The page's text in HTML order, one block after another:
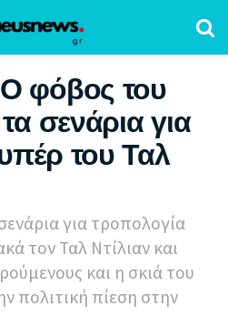
φόβος του
σενάρια για
του Ταλ
για τροπολογία
τον Ταλ Ντίλιαν και
και η σκιά του
πολιτική πίεση στην